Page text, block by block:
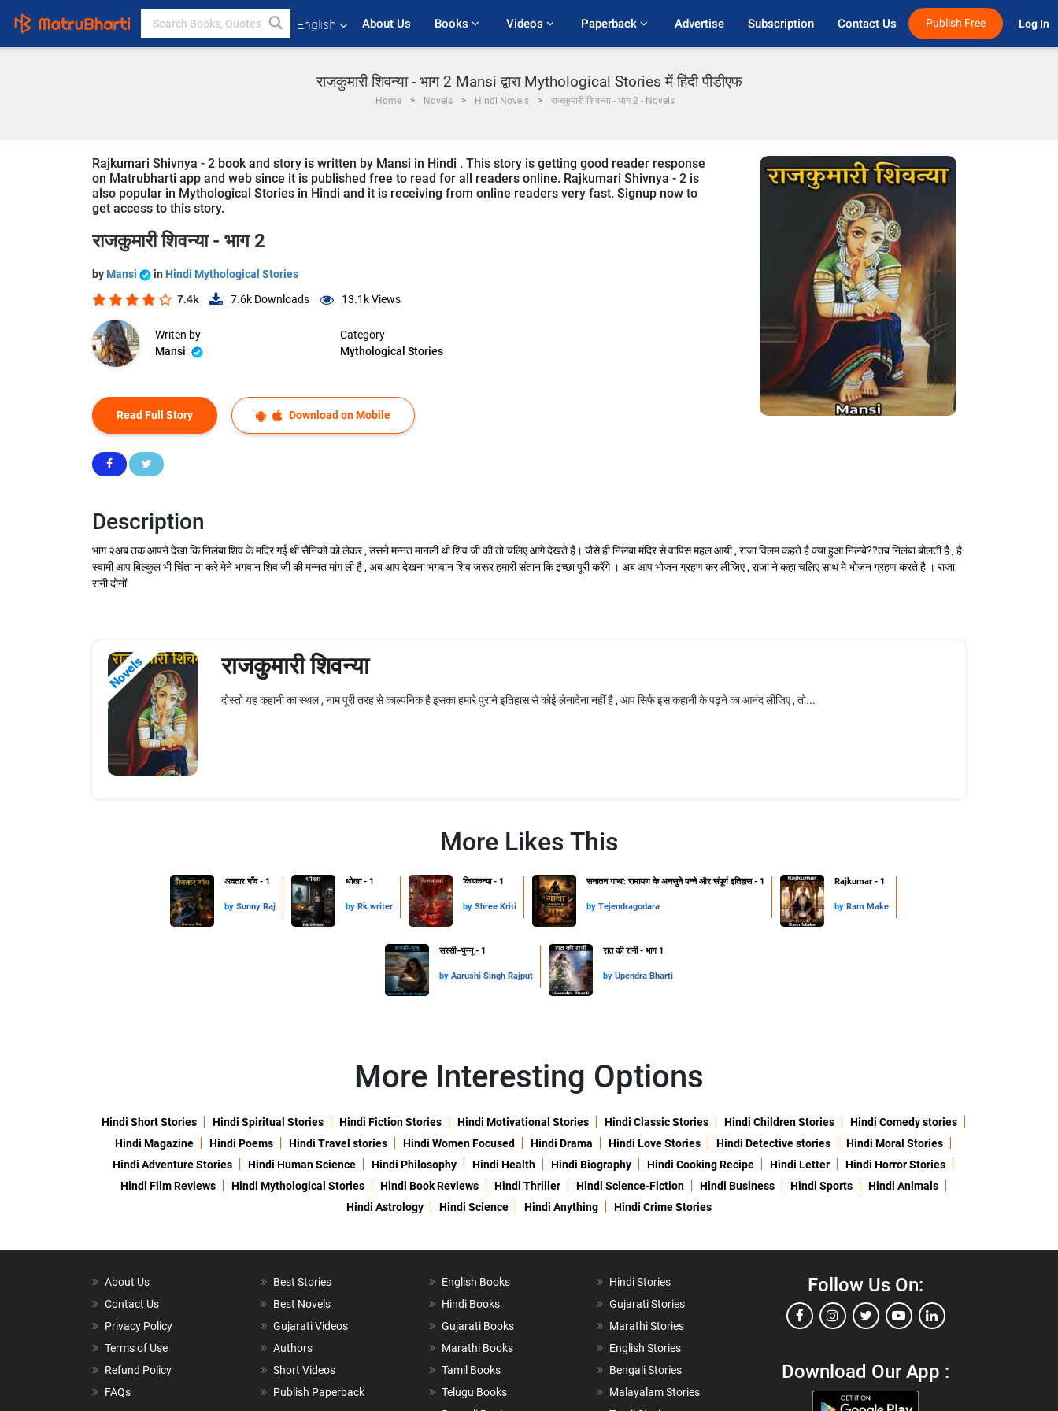
English About Us Books Videos Paperback Advertise Subscription Contact Us Publish Free Log In
राजकुमारी शिवन्या - भाग 2 Mansi द्वारा Mythological Stories में हिंदी पीडीएफ
Home Novels Hindi Novels राजकुमारी शिवन्या - भाग 2 - Novels
Rajkumari Shivnya - 2 book and story is written by Mansi in Hindi . This story is getting good reader response
on Matrubharti app and web since it is published free to read for all readers online. Rajkumari Shivnya - 2 is
also popular in Mythological Stories in Hindi and it is receiving from online readers very fast. Signup now to
get access to this story.
राजकुमारी शिवन्या - भाग 2
by Mansi in Hindi Mythological Stories
7.4k 7.6k Downloads 13.1kViews
Writen by
Mansi
Category
Mythological Stories
Read Full Story Download on Mobile
Description
भाग २अब तक आपने देखा कि निलंबा शिव के मंदिर गई थी सैनिकों को लेकर , उसने मन्नत मानली थी शिव जी की तो चलिए आगे देखते है। जैसे ही निलंबा मंदिर से वापिस महल आयी , राजा विलम कहते है क्या हुआ निलंबे??तब निलंबा बोलती है , है
स्वामी आप बिल्कुल भी चिंता ना करे मेने भगवान शिव जी की मन्नत मांग ली है , अब आप देखना भगवान शिव जरूर हमारी संतान कि इच्छा पूरी करेंगे । अब आप भोजन ग्रहण कर लीजिए , राजा ने कहा चलिए साथ मे भोजन ग्रहण करते है । राजा
रानी दोनों
Novels राजकुमारी शिवन्या
दोस्तो यह कहानी का स्थल , नाम पूरी तरह से काल्पनिक है इसका हमारे पुराने इतिहास से कोई लेनादेना नहीं है , आप सिर्फ इस कहानी के पढ़ने का आनंद लीजिए , तो...
More Likes This
अवतार गाँव - 1
by Sunny Raj
धोखा - 1
by Rk writer
किघकन्या - 1
by Shree Kriti
सनातन गाथा: रामायण के अनसुने पन्ने और संपूर्ण इतिहास - 1
by Tejendragodara
Rajkumar - 1
by Ram Make
सस्सी–पुन्नू - 1
by Aarushi Singh Rajput
रात की रानी - भाग 1
by Upendra Bharti
More Interesting Options
Hindi Short Stories Hindi Spiritual Stories Hindi Fiction Stories Hindi Motivational Stories Hindi Classic Stories Hindi Children Stories
Hindi Comedy stories
Hindi Magazine
Hindi Poems Hindi Travel stories Hindi Women Focused Hindi Drama Hindi Love Stories Hindi Detective stories
Hindi Moral Stories
Hindi Adventure Stories
Hindi Human Science Hindi Philosophy Hindi Health Hindi Biography Hindi Cooking Recipe Hindi Letter
Hindi Horror Stories
Hindi Film Reviews
Hindi Mythological Stories Hindi Book Reviews Hindi Thriller Hindi Science-Fiction Hindi Business Hindi Sports
Hindi Animals
Hindi Astrology
Hindi Science Hindi Anything Hindi Crime Stories
About Us
Contact Us
Privacy Policy
Terms of Use
Refund Policy
FAQs
Best Stories
Best Novels
Gujarati Videos
Authors
Short Videos
Publish Paperback
English Books
Hindi Books
Gujarati Books
Marathi Books
Tamil Books
Telugu Books
Hindi Stories
Gujarati Stories
Marathi Stories
English Stories
Bengali Stories
Malayalam Stories
Follow Us On:
Download Our App :